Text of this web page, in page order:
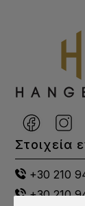
Στοιχεία
+30 210
+30 210